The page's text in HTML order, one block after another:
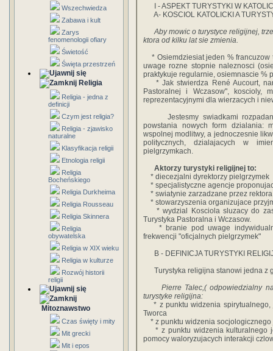
Wszechwiedza
Zabawa i kult
Zarys
fenomenologii ofiary
Świetość
Święta przestrzeń
Religia
Religia - jedna z
definicji
Czym jest religia?
Religia - zjawisko
naturalne
Klasyfikacja religii
Etnologia religii
Religia
Bocheńskiego
Religia Durkheima
Religia Rousseau
Religia Skinnera
Religia
obywatelska
Religia w XIX wieku
Religia w kulturze
Rozwój historii
religii
Mitoznawstwo
Czas święty i mity
Mit grecki
Mit i epos
I - ASPEKT TURYSTYKI W
A- KOSCIOL KATOLICKI A
Aby mowic o turystyce religijnej,
ktora od kilku lat sie zmienia.
* Osiemdziesiat jeden % francuzow
uwage rozne stopnie naleznosci
praktykuje regularnie, osiemnascie %
* Jak stwierdza René Aucourt,
Pastoralnej i Wczasow", koscioly,
reprezentacyjnymi dla wierzacych i
Jestesmy swiadkami
powstania nowych form dzialania:
wspolnej modlitwy, a jednoczesnie
politycznych, dzialajacych w
pielgrzymkach.
Aktorzy turystyki religijnej to:
* diecezjalni dyrektorzy pielgrzymek
* specjalistyczne agencje
* swiatynie zarzadzane przez
* stowarzyszenia organizujace
* wydzial Kosciola sluzacy do
Turystyka Pastoralna i Wczasow.
* branie pod uwage
frekwencji "oficjalnych pielgrzymek"
B - DEFINICJA TURYSTYKI
Turystyka religijna stanowi jedna z
Pierre Talec,( odpowiedzialny na
turystyke religijna:
* z punktu widzenia spirytualnego,
Tworca
* z punktu widzenia
* z punktu widzenia kulturalnego
pomocy waloryzujacych interakcji